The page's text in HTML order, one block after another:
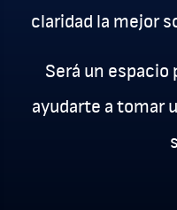
claridad la mejor
Será un
ayudarte a tomar